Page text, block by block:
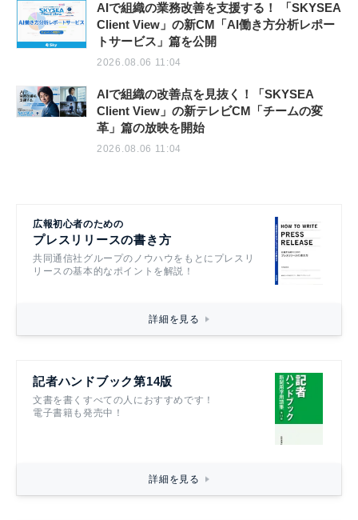
AIで組織の業務改善を支援する！ 「SKYSEA
Client View」の新CM「AI働き方分析レポー
トサービス」篇を公開
2026.08.06 11:04
AIで組織の改善点を見抜く！「SKYSEA
Client View」の新テレビCM「チームの変
革」篇の放映を開始
2026.08.06 11:04
広報初心者のための
プレスリリースの書き方
共同通信社グループのノウハウをもとにプレスリ
リースの基本的なポイントを解説！
詳細を見る
記者ハンドブック第14版
文書を書くすべての人におすすめです！
電子書籍も発売中！
詳細を見る